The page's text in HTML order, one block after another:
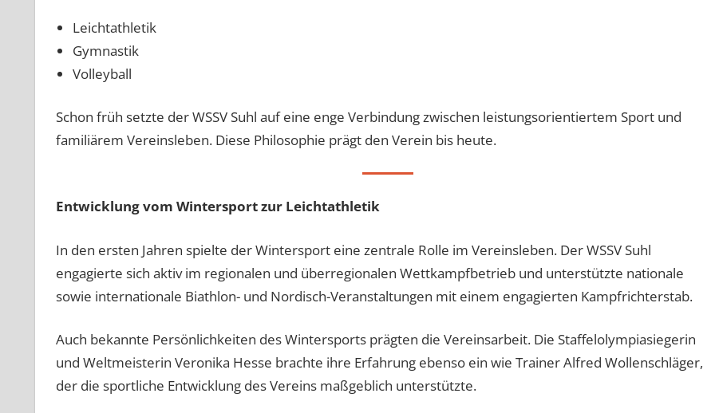
Leichtathletik
Gymnastik
Volleyball
Schon früh setzte der WSSV Suhl auf eine enge Verbindung zwischen leistungsorientiertem Sport und
familiärem Vereinsleben. Diese Philosophie prägt den Verein bis heute.
Entwicklung vom Wintersport zur Leichtathletik
In den ersten Jahren spielte der Wintersport eine zentrale Rolle im Vereinsleben. Der WSSV Suhl
engagierte sich aktiv im regionalen und überregionalen Wettkampfbetrieb und unterstützte nationale
sowie internationale Biathlon- und Nordisch-Veranstaltungen mit einem engagierten Kampfrichterstab.
Auch bekannte Persönlichkeiten des Wintersports prägten die Vereinsarbeit. Die Staffelolympiasiegerin
und Weltmeisterin Veronika Hesse brachte ihre Erfahrung ebenso ein wie Trainer Alfred Wollenschläger,
der die sportliche Entwicklung des Vereins maßgeblich unterstützte.